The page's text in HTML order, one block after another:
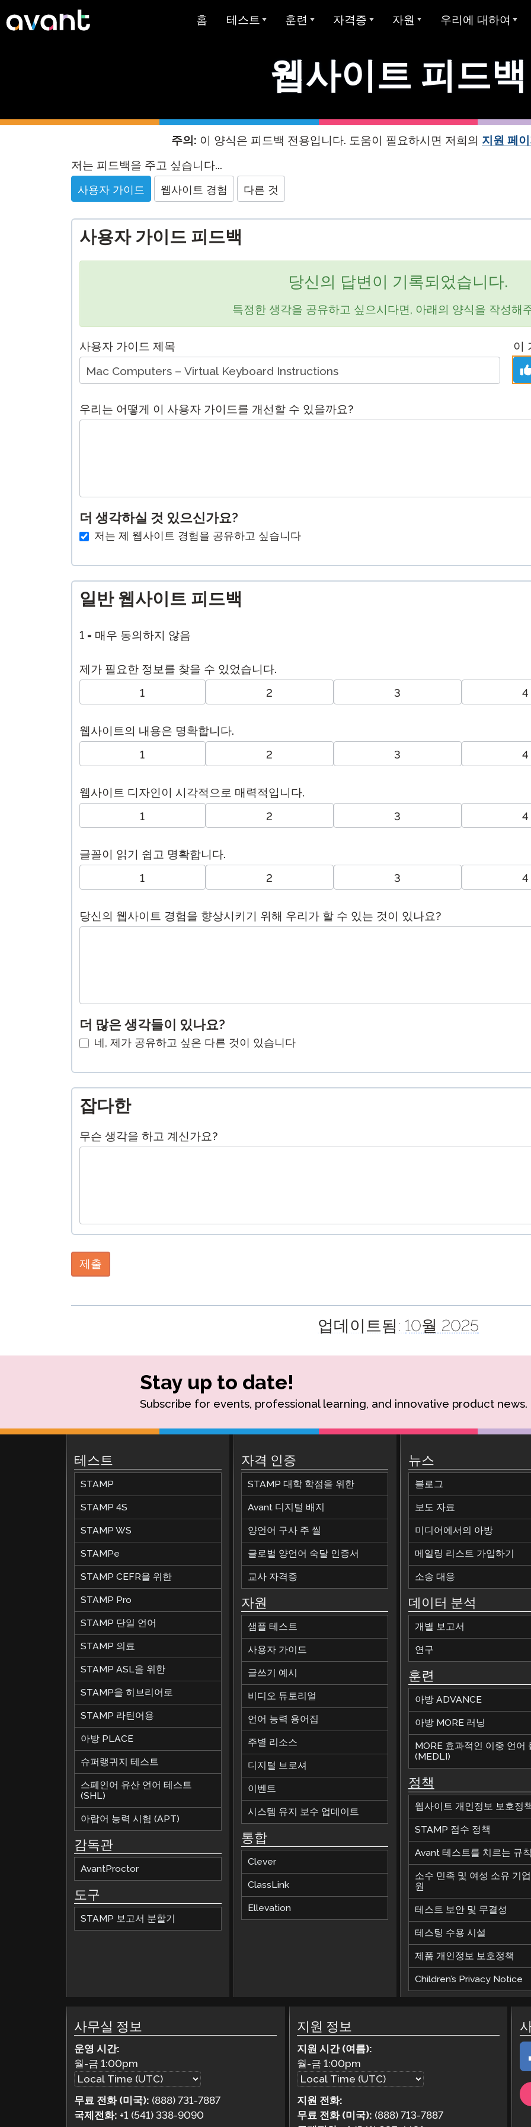
Skip to main content
홈
테스트
모든 STAMP 테스트
STAMP WS
STAMP 의료
STAMP ASL을 위한
STAMP을 히브리어로
아랍어 능력 시험 (APT)
가격 책정
재시도 요청
훈련
아방 MORE 러닝 아방 MORE 러닝
MORE 학습에 연락하기
자격증
Avant 디지털 배지
자원
사용자 가이드
클레버
이벤트
우리에 대하여
우리가 봉사하는 대상
웹사이트 피드백
주의: 이 양식은 피드백 전용입니다. 도움이 필요하시면 저희의 지원 페
Website
Feedback
저는 피드백을 주고 싶습니다...
사용자 가이드 웹사이트 경험 다른 것
사용자 가이드 피드백
당신의 답변이 기록되었습니다.
특정한 생각을 공유하고 싶으시다면, 아래의 양식을 작성해
사용자 가이드 제목 이
우리는 어떻게 이 사용자 가이드를 개선할 수 있을까요?
더 생각하실 것 있으신가요?
저는 제 웹사이트 경험을 공유하고 싶습니다
일반 웹사이트 피드백
1 = 매우 동의하지 않음
제가 필요한 정보를 찾을 수 있었습니다.
1 2 3 4
웹사이트의 내용은 명확합니다.
1 2 3 4
웹사이트 디자인이 시각적으로 매력적입니다.
1 2 3 4
글꼴이 읽기 쉽고 명확합니다.
1 2 3 4
당신의 웹사이트 경험을 향상시키기 위해 우리가 할 수 있는 것이 있나요?
더 많은 생각들이 있나요?
네, 제가 공유하고 싶은 다른 것이 있습니다
잡다한
무슨 생각을 하고 계신가요?
제출
업데이트됨: 10월 2025
Stay up to date!
Subscribe for events, professional learning, and innovative product news.
테스트
STAMP
STAMP 4S
STAMP WS
STAMPe
STAMP CEFR을 위한
STAMP Pro
STAMP 단일 언어
STAMP 의료
STAMP ASL을 위한
STAMP을 히브리어로
STAMP 라틴어용
아방 PLACE
슈퍼랭귀지 테스트
스페인어 유산 언어 테스트
(SHL)
아랍어 능력 시험 (APT)
감독관
AvantProctor
도구
STAMP 보고서 분할기
자격 인증
STAMP 대학 학점을 위한
Avant 디지털 배지
양언어 구사 주 씰
글로벌 양언어 숙달 인증서
교사 자격증
자원
샘플 테스트
사용자 가이드
글쓰기 예시
비디오 튜토리얼
언어 능력 용어집
주별 리소스
디지털 브로셔
이벤트
시스템 유지 보수 업데이트
통합
Clever
ClassLink
Ellevation
뉴스
블로그
보도 자료
미디어에서의 아방
메일링 리스트 가입하기
소송 대응
데이터 분석
개별 보고서
연구
훈련
아방 ADVANCE
아방 MORE 러닝
MORE 효과적인 이중 언어
(MEDLI)
정책
웹사이트 개인정보 보호정
STAMP 점수 정책
Avant 테스트를 치르는 규
소수 민족 및 여성 소유 기
원
테스트 보안 및 무결성
테스팅 수용 시설
제품 개인정보 보호정책
Children’s Privacy Notice
사무실 정보
운영 시간:
월-금1:00pm
무료 전화 (미국): (888) 731-7887
국제전화: +1 (541) 338-9090
지원 정보
지원 시간 (여름):
월-금 1:00pm
지원 전화:
무료 전화 (미국): (888) 713-7887